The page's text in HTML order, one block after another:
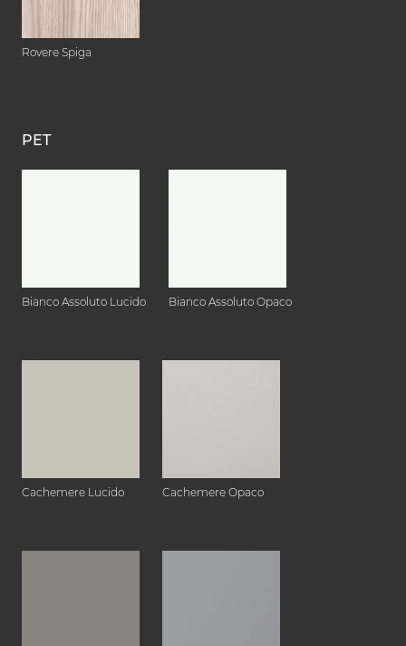
Rovere Spiga
PET
Bianco Assoluto Lucido Bianco Assoluto Opaco
Cachemere Lucido Cachemere Opaco